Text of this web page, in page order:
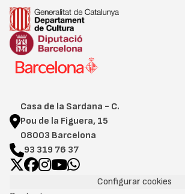
Casa de la Sardana - C.
Pou de la Figuera, 15
08003 Barcelona
93 319 76 37
Configurar cookies